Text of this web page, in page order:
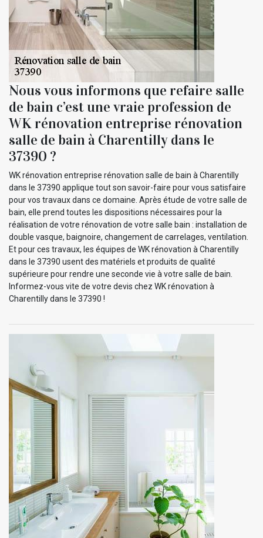
Nous vous informons que refaire salle
de bain c’est une vraie profession de
WK rénovation entreprise rénovation
salle de bain à Charentilly dans le
37390 ?
WK rénovation entreprise rénovation salle de bain à Charentilly
dans le 37390 applique tout son savoir-faire pour vous satisfaire
pour vos travaux dans ce domaine. Après étude de votre salle de
bain, elle prend toutes les dispositions nécessaires pour la
réalisation de votre rénovation de votre salle bain : installation de
double vasque, baignoire, changement de carrelages, ventilation.
Et pour ces travaux, les équipes de WK rénovation à Charentilly
dans le 37390 usent des matériels et produits de qualité
supérieure pour rendre une seconde vie à votre salle de bain.
Informez-vous vite de votre devis chez WK rénovation à
Charentilly dans le 37390 !